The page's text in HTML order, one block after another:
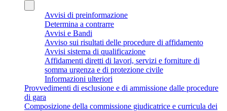
Avvisi di preinformazione
Determina a contrarre
Avvisi e Bandi
Avviso sui risultati delle procedure di affidamento
Avvisi sistema di qualificazione
Affidamenti diretti di lavori, servizi e forniture di
somma urgenza e di protezione civile
Informazioni ulteriori
Provvedimenti di esclusione e di ammissione dalle procedure
di gara
Composizione della commissione giudicatrice e curricula dei